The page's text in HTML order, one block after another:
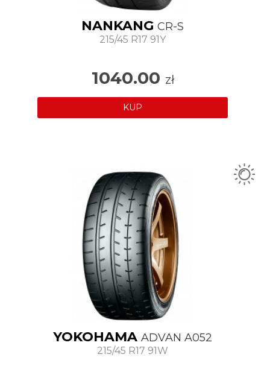
NANKANG CR-S
215/45 R17 91Y
1040.00 zł
KUP
YOKOHAMA ADVAN A052
215/45 R17 91W